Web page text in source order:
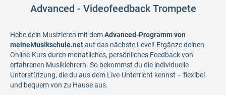
Advanced - Videofeedback Trompete
Hebe dein Musizieren mit demAdvanced-Programm von
meineMusikschule.netauf das nächste Level! Ergänze deinen
Online-Kurs durch monatliches, persönliches Feedback von
erfahrenen Musiklehrern. So bekommst du die individuelle
Unterstützung, die du aus dem Live-Unterricht kennst – flexibel
und bequem von zu Hause aus.